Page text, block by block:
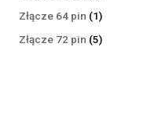
produkty
Złącze 64 pin 11
produkt
Złącze 72 pin 55